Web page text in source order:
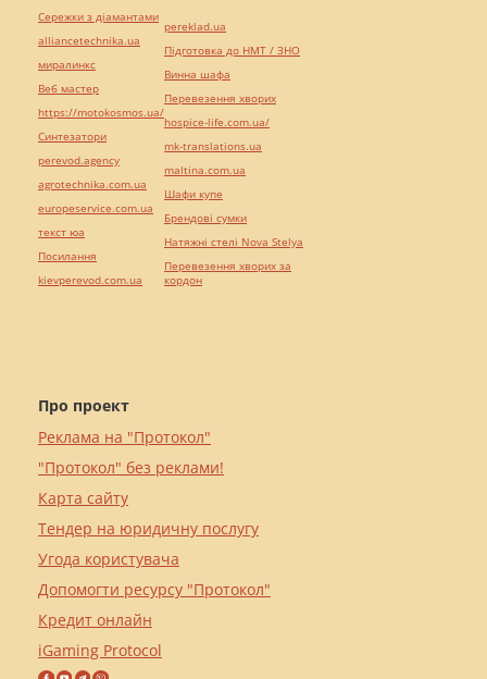
Про проект
Реклама на "Протокол"
"Протокол" без реклами!
Карта сайту
Тендер на юридичну послугу
Угода користувача
Допомогти ресурсу "Протокол"
Кредит онлайн
iGaming Protocol
Сережки з діамантами
alliancetechnika.ua
миралинкс
Веб мастер
https://motokosmos.ua/
Синтезатори
perevod.agency
agrotechnika.com.ua
europeservice.com.ua
текст юа
Посилання
kievperevod.com.ua
pereklad.ua
Підготовка до НМТ / ЗНО
Винна шафа
Перевезення хворих
hospice-life.com.ua/
mk-translations.ua
maltina.com.ua
Шафи купе
Брендові сумки
Натяжні стелі Nova Stelya
Перевезення хворих за
кордон